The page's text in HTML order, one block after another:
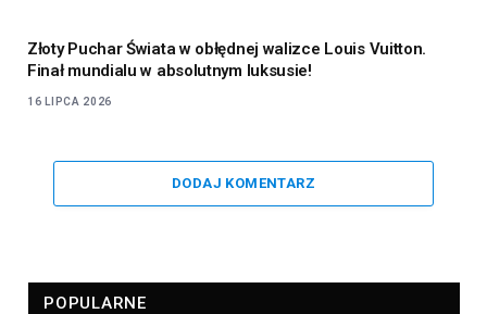
Złoty Puchar Świata w obłędnej walizce Louis Vuitton.
Finał mundialu w absolutnym luksusie!
16 LIPCA 2026
DODAJ KOMENTARZ
POPULARNE